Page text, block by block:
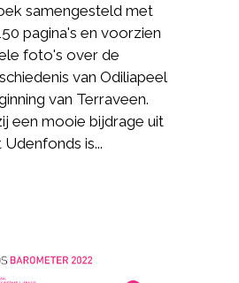
samengesteld met
pagina's en voorzien
foto's over de
van Odiliapeel
van Terraveen.
een mooie bijdrage uit
Udenfonds is...